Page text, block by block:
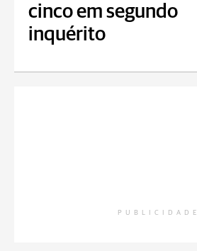
cinco em segundo
inquérito
PUBLICIDADE